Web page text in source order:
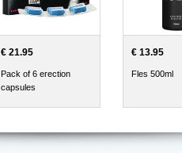
€ 21.95
Pack of 6 erection
capsules
€ 13.95
Fles 500ml